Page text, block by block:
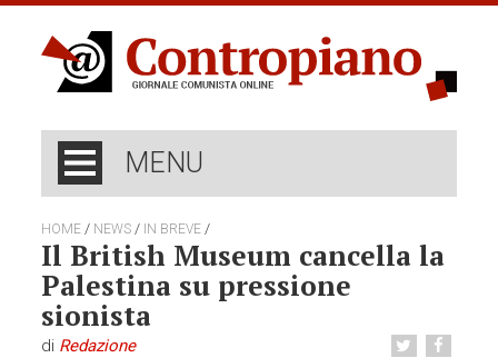
MENU
HOME / NEWS / IN BREVE /
Il British Museum cancella la
Palestina su pressione
sionista
di Redazione